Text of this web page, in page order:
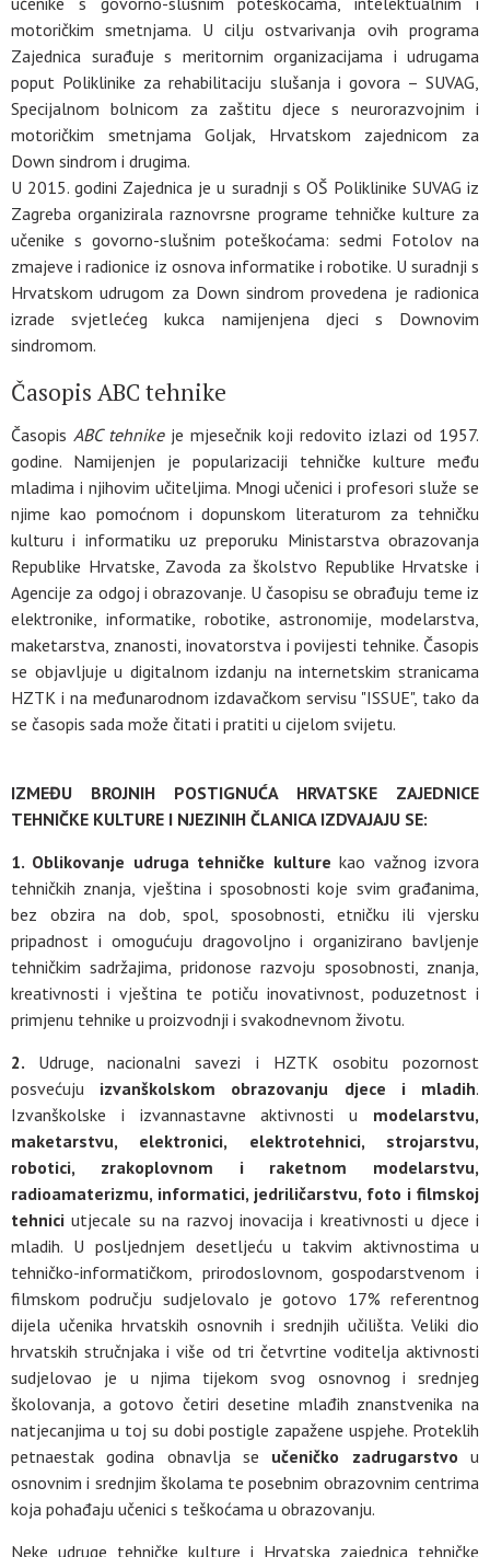
motoričkim smetnjama. U cilju ostvarivanja ovih programa
Zajednica surađuje s meritornim organizacijama i udrugama
poput Poliklinike za rehabilitaciju slušanja i govora – SUVAG,
Specijalnom bolnicom za zaštitu djece s neurorazvojnim i
motoričkim smetnjama Goljak, Hrvatskom zajednicom za
Down sindrom i drugima.
U 2015. godini Zajednica je u suradnji s OŠ Poliklinike SUVAG iz
Zagreba organizirala raznovrsne programe tehničke kulture za
učenike s govorno-slušnim poteškoćama: sedmi Fotolov na
zmajeve i radionice iz osnova informatike i robotike. U suradnji s
Hrvatskom udrugom za Down sindrom provedena je radionica
izrade svjetlećeg kukca namijenjena djeci s Downovim
sindromom.
Časopis ABC tehnike
Časopis ABC tehnikeje mjesečnik koji redovito izlazi od 1957.
godine. Namijenjen je popularizaciji tehničke kulture među
mladima i njihovim učiteljima. Mnogi učenici i profesori služe se
njime kao pomoćnom i dopunskom literaturom za tehničku
kulturu i informatiku uz preporuku Ministarstva obrazovanja
Republike Hrvatske, Zavoda za školstvo Republike Hrvatske i
Agencije za odgoj i obrazovanje. U časopisu se obrađuju teme iz
elektronike, informatike, robotike, astronomije, modelarstva,
maketarstva, znanosti, inovatorstva i povijesti tehnike. Časopis
se objavljuje u digitalnom izdanju na internetskim stranicama
HZTK i na međunarodnom izdavačkom servisu "ISSUE", tako da
se časopis sada može čitati i pratiti u cijelom svijetu.
IZMEĐU BROJNIH POSTIGNUĆA HRVATSKE ZAJEDNICE
TEHNIČKE KULTURE I NJEZINIH ČLANICA IZDVAJAJU SE:
1. Oblikovanje udruga tehničke kulturekao važnog izvora
tehničkih znanja, vještina i sposobnosti koje svim građanima,
bez obzira na dob, spol, sposobnosti, etničku ili vjersku
pripadnost i omogućuju dragovoljno i organizirano bavljenje
tehničkim sadržajima, pridonose razvoju sposobnosti, znanja,
kreativnosti i vještina te potiču inovativnost, poduzetnost i
primjenu tehnike u proizvodnji i svakodnevnom životu.
2. Udruge, nacionalni savezi i HZTK osobitu pozornost
posvećuju izvanškolskom obrazovanju djece i mladih.
Izvanškolske i izvannastavne aktivnosti u modelarstvu,
maketarstvu, elektronici, elektrotehnici, strojarstvu,
robotici, zrakoplovnom i raketnom modelarstvu,
radioamaterizmu, informatici, jedriličarstvu, foto i filmskoj
tehniciutjecale su na razvoj inovacija i kreativnosti u djece i
mladih. U posljednjem desetljeću u takvim aktivnostima u
tehničko-informatičkom, prirodoslovnom, gospodarstvenom i
filmskom području sudjelovalo je gotovo 17% referentnog
dijela učenika hrvatskih osnovnih i srednjih učilišta. Veliki dio
hrvatskih stručnjaka i više od tri četvrtine voditelja aktivnosti
sudjelovao je u njima tijekom svog osnovnog i srednjeg
školovanja, a gotovo četiri desetine mlađih znanstvenika na
natjecanjima u toj su dobi postigle zapažene uspjehe. Proteklih
petnaestak godina obnavlja se učeničko zadrugarstvou
osnovnim i srednjim školama te posebnim obrazovnim centrima
koja pohađaju učenici s teškoćama u obrazovanju.
Neke udruge tehničke kulture i Hrvatska zajednica tehničke